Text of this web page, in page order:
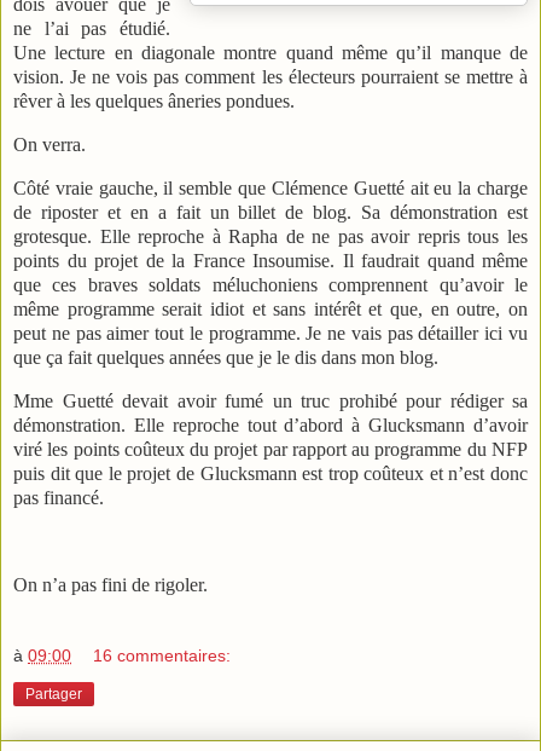
dois avouer que je
ne l’ai pas étudié.
Une lecture en diagonale montre quand même qu’il manque de
vision. Je ne vois pas comment les électeurs pourraient se mettre à
rêver à les quelques âneries pondues.
On verra.
Côté vraie gauche, il semble que Clémence Guetté ait eu la charge
de riposter et en a fait un billet de blog. Sa démonstration est
grotesque. Elle reproche à Rapha de ne pas avoir repris tous les
points du projet de la France Insoumise. Il faudrait quand même
que ces braves soldats méluchoniens comprennent qu’avoir le
même programme serait idiot et sans intérêt et que, en outre, on
peut ne pas aimer tout le programme. Je ne vais pas détailler ici vu
que ça fait quelques années que je le dis dans mon blog.
Mme Guetté devait avoir fumé un truc prohibé pour rédiger sa
démonstration. Elle reproche tout d’abord à Glucksmann d’avoir
viré les points coûteux du projet par rapport au programme du NFP
puis dit que le projet de Glucksmann est trop coûteux et n’est donc
pas financé.
On n’a pas fini de rigoler.
à 09:00 16 commentaires:
Partager